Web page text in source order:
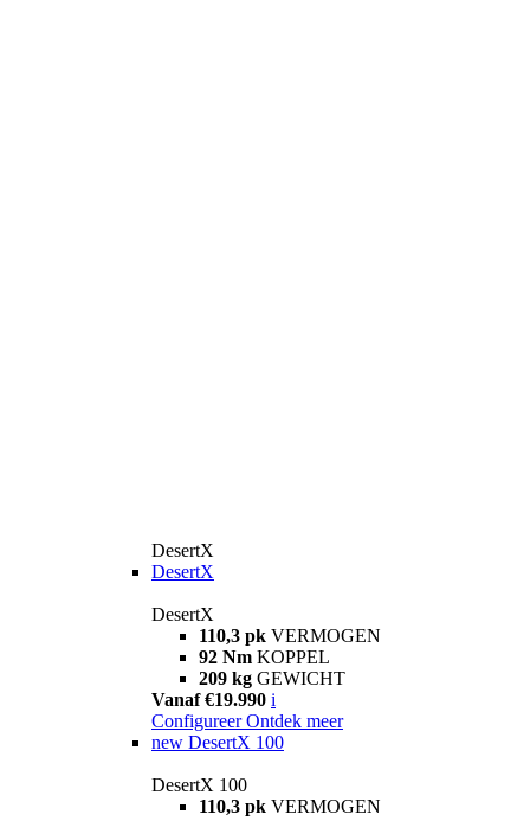
DesertX
DesertX
DesertX
110,3 pk VERMOGEN
92 Nm KOPPEL
209 kg GEWICHT
Vanaf €19.990 i
Configureer Ontdek meer
new DesertX 100
DesertX 100
110,3 pk VERMOGEN